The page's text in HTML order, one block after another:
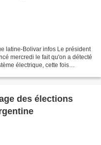
latine-Bolivar infos Le président
mercredi le fait qu'on a détecté
électrique, cette fois
des élections